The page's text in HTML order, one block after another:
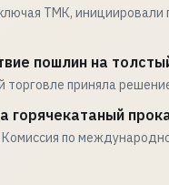
ТМК,
пошлин на
торговле приняла
по